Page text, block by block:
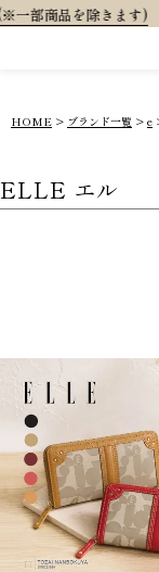
す)
HOME ブランド一覧 e
ELLE エル